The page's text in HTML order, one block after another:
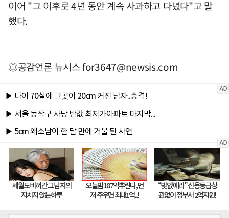
이어 "그 이후로 4년 동안 계속 사과하고 다녔다"고 말
했다.
◎공감언론 뉴시스for3647@newsis.com